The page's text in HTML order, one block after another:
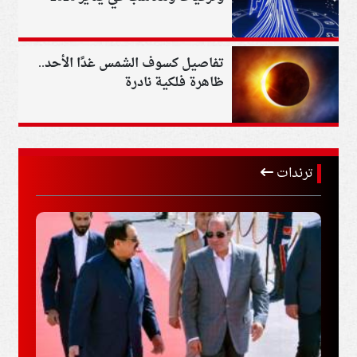
تفاصيل كسوف الشمس غدًا الأحد..
ظاهرة فلكية نادرة
ترندات